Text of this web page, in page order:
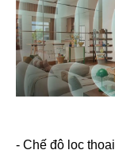
- Chế độ lọc thoại